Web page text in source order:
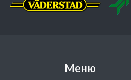
Меню